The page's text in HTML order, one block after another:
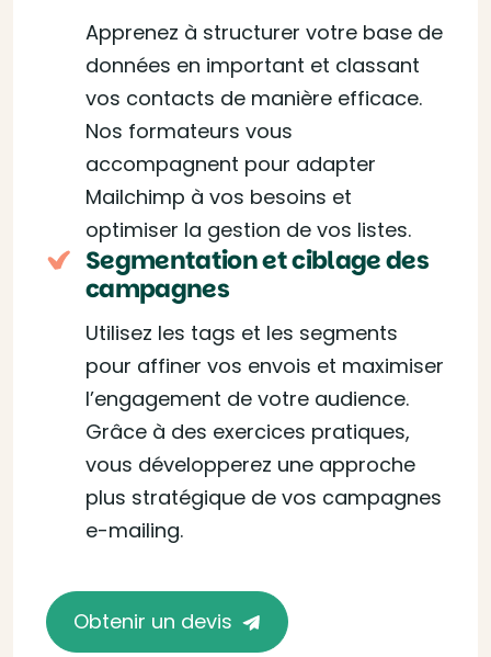
Apprenez à structurer votre base de
données en important et classant
vos contacts de manière efficace.
Nos formateurs vous
accompagnent pour adapter
Mailchimp à vos besoins et
optimiser la gestion de vos listes.
Segmentation et ciblage des
campagnes
Utilisez les tags et les segments
pour affiner vos envois et maximiser
l’engagement de votre audience.
Grâce à des exercices pratiques,
vous développerez une approche
plus stratégique de vos campagnes
e-mailing.
Obtenir un devis